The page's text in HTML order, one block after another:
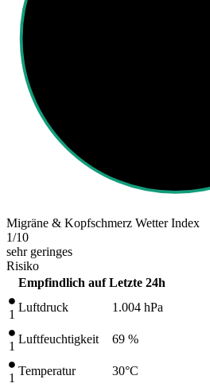
Migräne & Kopfschmerz Wetter Index
1/10
sehr geringes
Risiko
Empfindlich auf Letzte 24h
1
Luftdruck 1.004 hPa
1
Luftfeuchtigkeit 69 %
1
Temperatur 30°C